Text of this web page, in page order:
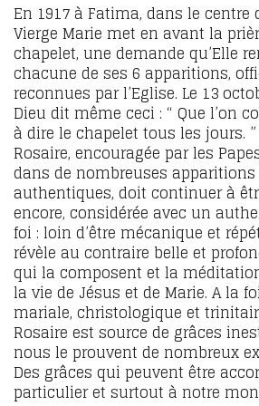
En 1917 à Fatima, dans le centre
Vierge Marie met en avant la
chapelet, une demande qu’Elle
chacune de ses 6 apparitions,
reconnues par l’Eglise. Le 13
Dieu dit même ceci : “ Que l’on
à dire le chapelet tous les jours.
Rosaire, encouragée par les
dans de nombreuses
authentiques, doit continuer à
encore, considérée avec un
foi : loin d’être mécanique et
révèle au contraire belle et
qui la composent et la
la vie de Jésus et de Marie. A la
mariale, christologique et
Rosaire est source de grâces
nous le prouvent de nombreux
Des grâces qui peuvent être
particulier et surtout à notre